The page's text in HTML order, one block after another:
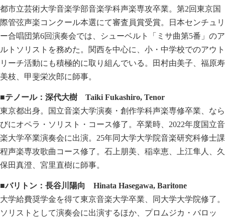
都市立芸術大学音楽学部音楽学科声楽専攻卒業。第2回東京国
際管弦声楽コンクール本選にて審査員賞受賞。日本センチュリ
ー合唱団第6回演奏会では、シューベルト「ミサ曲第5番」のア
ルトソリストを務めた。関西を中心に、小・中学校でのアウト
リーチ活動にも積極的に取り組んでいる。田村由美子、福原寿
美枝、甲斐栄次郎に師事。
■テノール：深代大樹 Taiki Fukashiro, Tenor
東京都出身。国立音楽大学演奏・創作学科声楽専修卒業、なら
びにオペラ・ソリスト・コース修了。卒業時、2022年度国立音
楽大学卒業演奏会に出演。25年同大学大学院音楽研究科修士課
程声楽専攻歌曲コース修了。石上朋美、稲幸恵、上江隼人、久
保田真澄、宮里直樹に師事。
■バリトン：長谷川陽向 Hinata Hasegawa, Baritone
大学給費奨学金を得て東京音楽大学卒業、同大学大学院修了。
ソリストとして演奏会に出演するほか、プロムジカ・バロッ